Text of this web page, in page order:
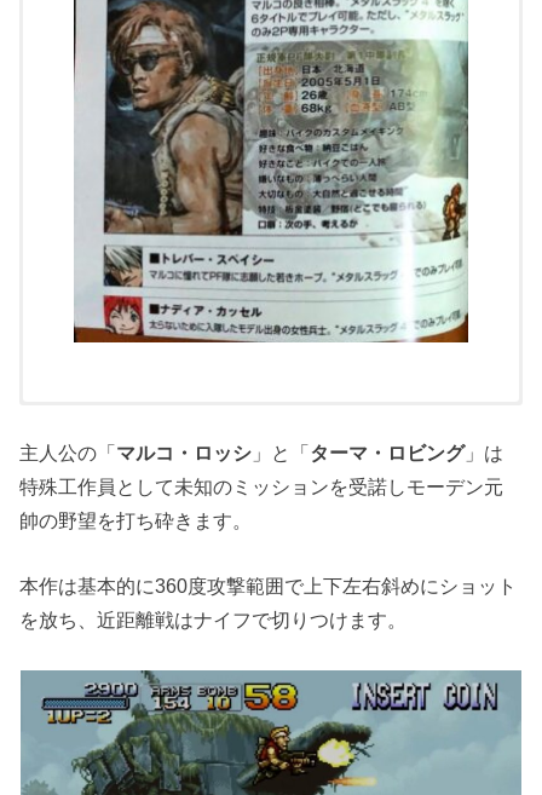
主人公の「マルコ・ロッシ 」と「ターマ・ロビング」は
特殊工作員として未知のミッションを受諾しモーデン元
帥の野望を打ち砕きます。
本作は基本的に360度攻撃範囲で上下左右斜めにショット
を放ち、近距離戦はナイフで切りつけます。